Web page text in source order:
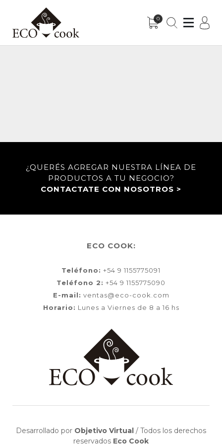
0
¿QUERÉS AGREGAR NUESTRA LÍNEA DE
PRODUCTOS A TU NEGOCIO?
CONTACTATE CON NOSOTROS >
ECO COOK:
Teléfono: +54 9 1155775091
Teléfono 2: +54 9 1155775090
E-mail: ventas@eco-cook.com
Horario: Lunes a Viernes de 8 a 16 hs
Desarrollado por Objetivo Virtual / Todos los derechos
reservados Eco Cook